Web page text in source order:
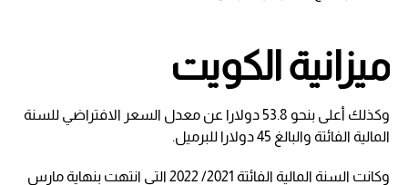
ميزانية الكويت
وكذلك أعلى بنحو 53.8 دولارا عن معدل السعر الافتراضي للسنة
المالية الفائتة والبالغ 45 دولارا للبرميل.
وكانت السنة المالية الفائتة 2021/ 2022 التي انتهت بنهاية مارس